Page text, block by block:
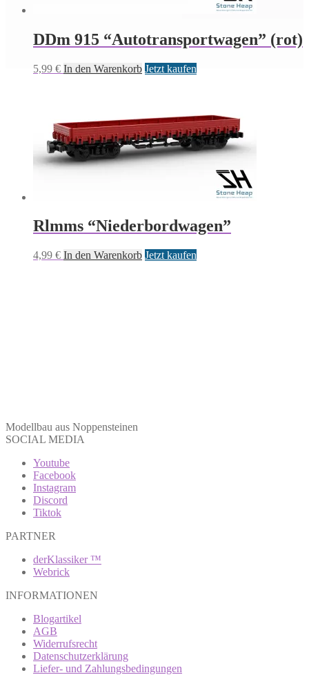
DDm 915 “Autotransportwagen” (rot)
5,99 € In den Warenkorb Jetzt kaufen
Rlmms “Niederbordwagen”
4,99 € In den Warenkorb Jetzt kaufen
Modellbau aus Noppensteinen
SOCIAL MEDIA
Youtube
Facebook
Instagram
Discord
Tiktok
PARTNER
derKlassiker ™
Webrick
INFORMATIONEN
Blogartikel
AGB
Widerrufsrecht
Datenschutzerklärung
Liefer- und Zahlungsbedingungen